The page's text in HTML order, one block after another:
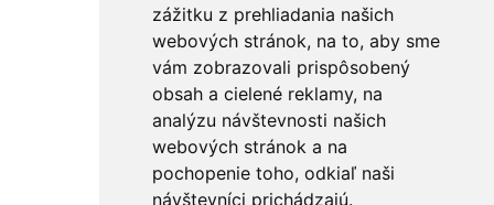
zážitku z prehliadania našich
webových stránok, na to, aby sme
vám zobrazovali prispôsobený
obsah a cielené reklamy, na
analýzu návštevnosti našich
webových stránok a na
pochopenie toho, odkiaľ naši
návštevníci prichádzajú.